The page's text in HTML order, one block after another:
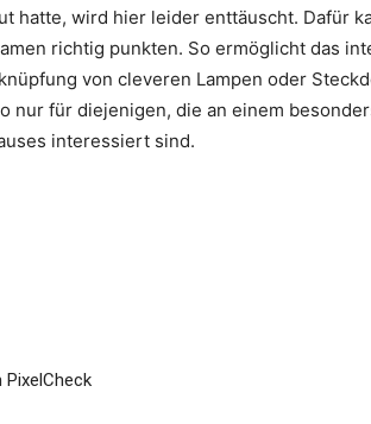
hatte, wird hier leider enttäuscht. Dafür
richtig punkten. So ermöglicht das
von cleveren Lampen oder
nur für diejenigen, die an einem
interessiert sind.